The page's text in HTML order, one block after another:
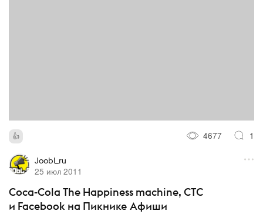
4677 1
Joobl_ru
25 июл 2011
Coca-Cola The Happiness machine, СТС
и Facebook на Пикнике Афиши